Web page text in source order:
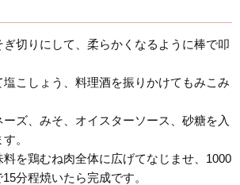
切りにして、柔らかくなるように棒で叩
こしょう、料理酒を振りかけてもみこみ
ズ、みそ、オイスターソース、砂糖を入
。
を鶏むね肉全体に広げてなじませ、1000
分程焼いたら完成です。